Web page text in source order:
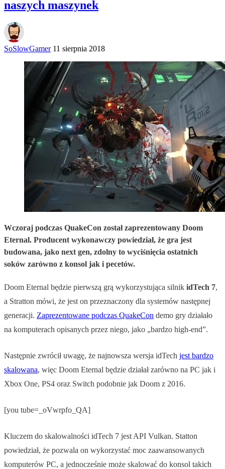
naszych maszynek
SoSlowGamer 11 sierpnia 2018
Wczoraj podczas QuakeCon został zaprezentowany Doom
Eternal. Producent wykonawczy powiedział, że gra jest
budowana, jako next gen, zdolny to wyciśnięcia ostatnich
soków zarówno z konsol jak i pecetów.
Doom Eternal będzie pierwszą grą wykorzystująca silnik idTech 7,
a Stratton mówi, że jest on przeznaczony dla systemów następnej
generacji. Zaprezentowane podczas QuakeCon demo gry działało
na komputerach opisanych przez niego, jako „bardzo high-end”.
Następnie zwrócił uwagę, że najnowsza wersja idTech jest bardzo
skalowana, więc Doom Eternal będzie działał zarówno na PC jak i
Xbox One, PS4 oraz Switch podobnie jak Doom z 2016.
[you tube=_oVwrpfo_QA]
Kluczem do skalowalności idTech 7 jest API Vulkan. Statton
powiedział, że pozwala on wykorzystać moc zaawansowanych
komputerów PC, a jednocześnie może skalować do konsol takich